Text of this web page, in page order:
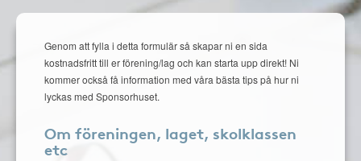
Genom att fylla i detta formulär så skapar ni en sida
kostnadsfritt till er förening/lag och kan starta upp direkt! Ni
kommer också få information med våra bästa tips på hur ni
lyckas med Sponsorhuset.
Om föreningen, laget, skolklassen
etc